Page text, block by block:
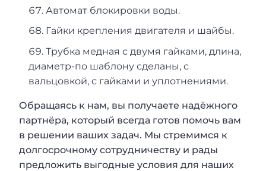
Автомат блокировки воды.
Гайки крепления двигателя и шайбы.
Трубка медная с двумя гайками, длина,
диаметр-по шаблону сделаны, с
вальцовкой, с гайками и уплотнениями.
Обращаясь к нам, вы получаете надёжного
партнёра, который всегда готов помочь вам
в решении ваших задач. Мы стремимся к
долгосрочному сотрудничеству и рады
предложить выгодные условия для наших